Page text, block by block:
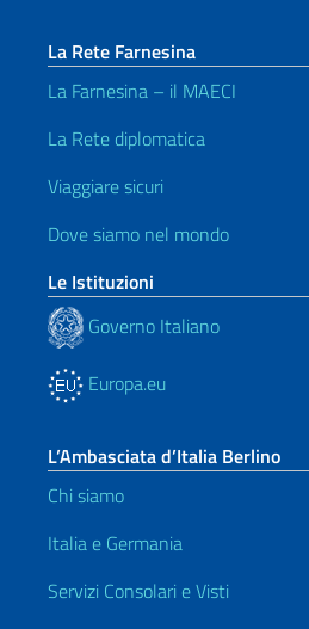
La Rete Farnesina
La Farnesina – il MAECI
La Rete diplomatica
Viaggiare sicuri
Dove siamo nel mondo
Le Istituzioni
Governo Italiano
Europa.eu
L’Ambasciata d’Italia Berlino
Chi siamo
Italia e Germania
Servizi Consolari e Visti